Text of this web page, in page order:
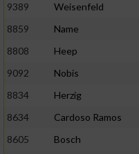
9389
Weisenfeld
8859
Name
8808
Heep
9092
Nobis
8834
Herzig
8634
Cardoso Ramos
8605
Bosch